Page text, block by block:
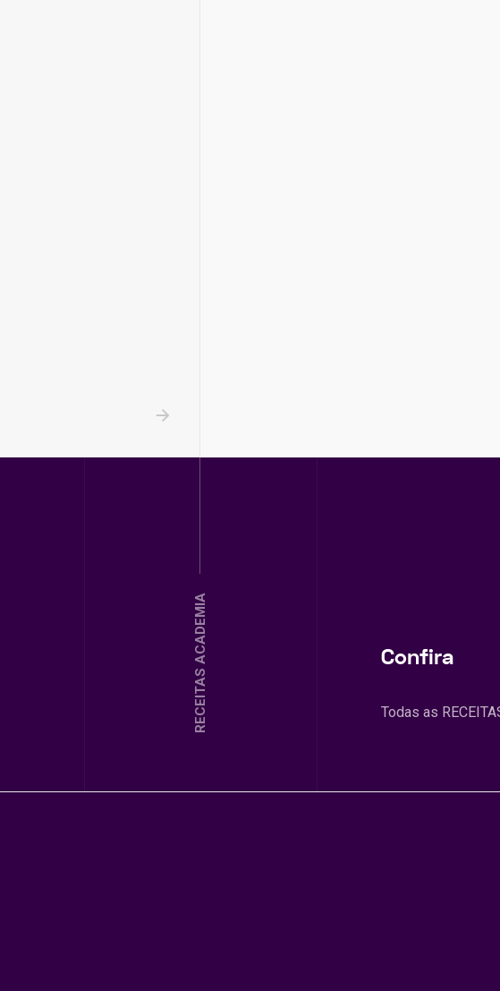
RECEITAS ACADEMIA Confira
Todas as